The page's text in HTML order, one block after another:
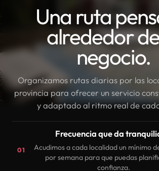
Una ruta
alrededor
negocio.
Organizamos rutas diarias por las
provincia para ofrecer un servicio
y adaptado al ritmo real de
01
Frecuencia que da
Acudimos a cada localidad un mínimo
por semana para que puedas
confianza.